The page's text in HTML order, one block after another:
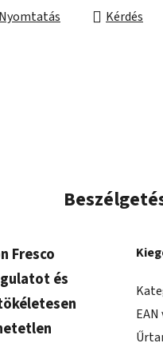
Nyomtatás
Kérdés
Fresco
és